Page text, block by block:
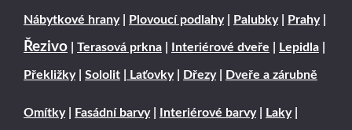
Nábytkové hrany| Plovoucí podlahy| Palubky| Prahy|
Řezivo Terasová prkna Interiérové dveře Lepidla
Překližky| Sololit Laťovky| Dřezy| Dveře a zárubně
Omítky| Fasádní barvy| Interiérové barvy| Laky|